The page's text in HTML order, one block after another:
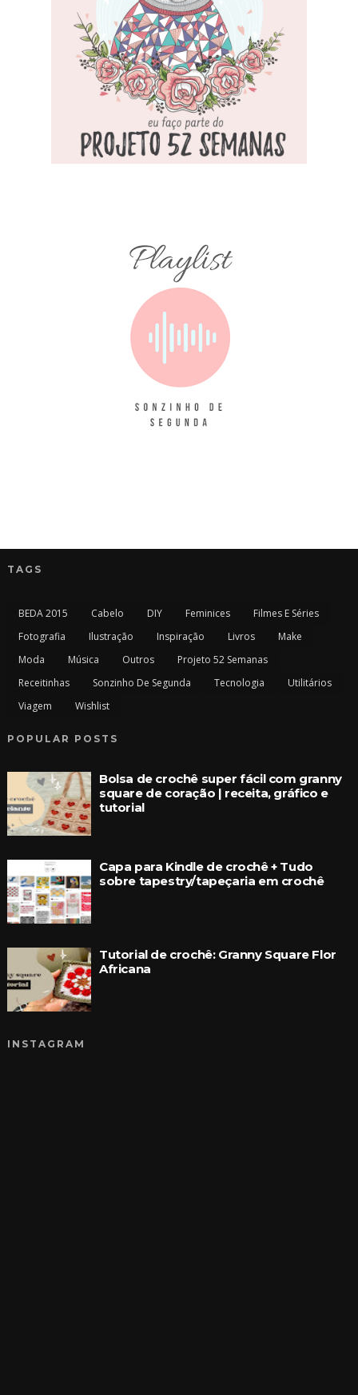
TAGS
BEDA 2015 Cabelo DIY Feminices
Filmes E Séries
Fotografia
Ilustração Inspiração Livros
Make
Moda
Música Outros
Projeto 52 Semanas
Receitinhas
Sonzinho De Segunda Tecnologia
Utilitários
Viagem
Wishlist
POPULAR POSTS
Bolsa de crochê super fácil com granny
square de coração | receita, gráfico e
tutorial
Capa para Kindle de crochê + Tudo
sobre tapestry/tapeçaria em crochê
Tutorial de crochê: Granny Square Flor
Africana
INSTAGRAM